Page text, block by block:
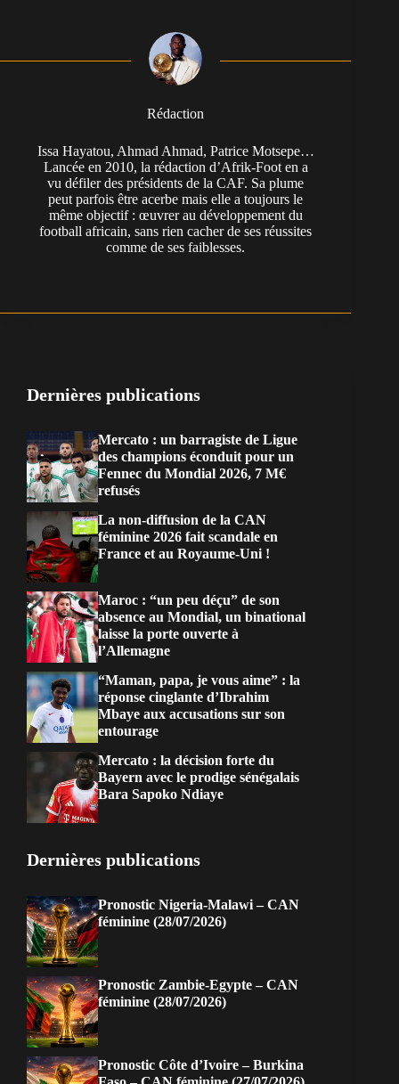
Rédaction
Issa Hayatou, Ahmad Ahmad, Patrice Motsepe…
Lancée en 2010, la rédaction d’Afrik-Foot en a
vu défiler des présidents de la CAF. Sa plume
peut parfois être acerbe mais elle a toujours le
même objectif : œuvrer au développement du
football africain, sans rien cacher de ses réussites
comme de ses faiblesses.
Dernières publications
Mercato : un barragiste de Ligue
des champions éconduit pour un
Fennec du Mondial 2026, 7 M€
refusés
La non-diffusion de la CAN
féminine 2026 fait scandale en
France et au Royaume-Uni !
Maroc : “un peu déçu” de son
absence au Mondial, un binational
laisse la porte ouverte à
l’Allemagne
“Maman, papa, je vous aime” : la
réponse cinglante d’Ibrahim
Mbaye aux accusations sur son
entourage
Mercato : la décision forte du
Bayern avec le prodige sénégalais
Bara Sapoko Ndiaye
Dernières publications
Pronostic Nigeria-Malawi – CAN
féminine (28/07/2026)
Pronostic Zambie-Egypte – CAN
féminine (28/07/2026)
Pronostic Côte d’Ivoire – Burkina